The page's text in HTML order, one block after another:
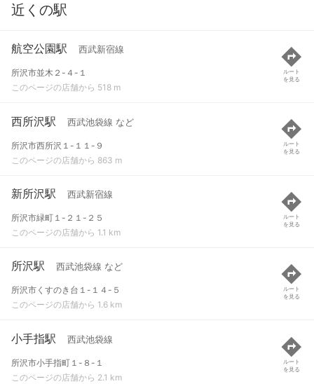
近くの駅
航空公園駅 西武新宿線
所沢市並木２-４-１
このページの店舗から 518 m
ルート
を見る
西所沢駅 西武池袋線 など
所沢市西所沢１-１１-９
このページの店舗から 863 m
ルート
を見る
新所沢駅 西武新宿線
所沢市緑町１-２１-２５
このページの店舗から 1.1 km
ルート
を見る
所沢駅 西武池袋線 など
所沢市くすのき台１-１４-５
このページの店舗から 1.6 km
ルート
を見る
小手指駅 西武池袋線
所沢市小手指町１-８-１
このページの店舗から 2.1 km
ルート
を見る